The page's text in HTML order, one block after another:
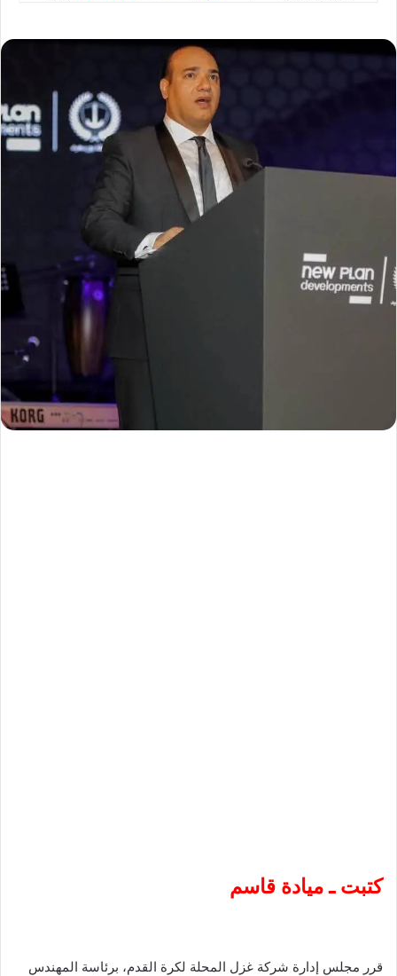
كتبت ـ ميادة قاسم
قرر مجلس إدارة شركة غزل المحلة لكرة القدم، برئاسة المهندس